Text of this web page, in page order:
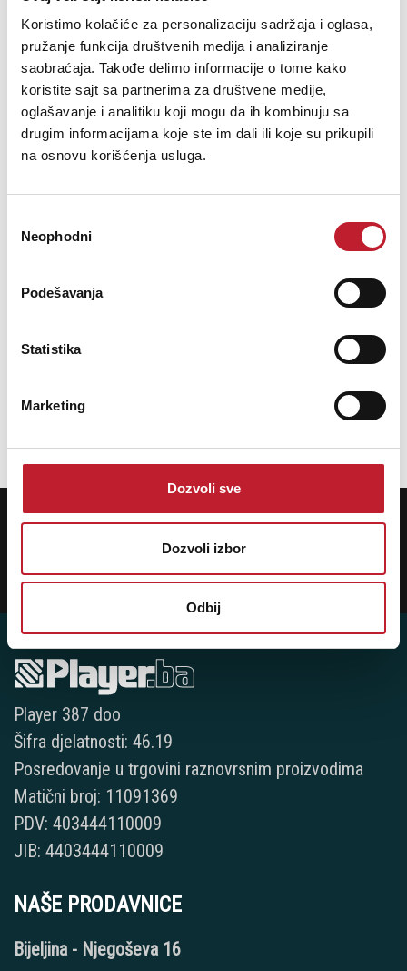
Koristimo kolačiće za personalizaciju sadržaja i oglasa,
pružanje funkcija društvenih medija i analiziranje
saobraćaja. Takođe delimo informacije o tome kako
koristite sajt sa partnerima za društvene medije,
oglašavanje i analitiku koji mogu da ih kombinuju sa
drugim informacijama koje ste im dali ili koje su prikupili
na osnovu korišćenja usluga.
сагласности
Neophodni
Podešavanja
Statistika
Marketing
Dozvoli sve
Dozvoli izbor
Odbij
presents a large surface area and curves around the mic, so vocalist
movement is never an issue.
The Aston Shield is also available separately as an add-on version,
adapted specifically to fit the Aston Swift shock mount. Perfecting your
vocal tracking, and giving a real touch of class to your mic set up, the
Aston Shield is a must-have accessory for every studio.,
Main Features:
Ultra-fast mounting system
Hygienic washable filter
Large surface area
POTREBNA VAM JE POMOĆ? POZOVITE NAS!
Ukoliko želite da dobijete najnovije informacije o novitetima i popustima,
prijavite se na naš NEWSLETTER!
Prijavi
Player 387 doo
Šifra djelatnosti: 46.19
Posredovanje u trgovini raznovrsnim proizvodima
Matični broj: 11091369
PDV: 403444110009
JIB: 4403444110009
NAŠE PRODAVNICE
Bijeljina - Njegoševa 16